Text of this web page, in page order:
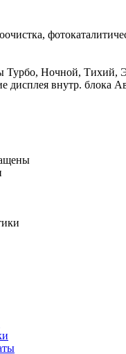
Турбо, Ночной, Тихий,
дисплея внутр. блока